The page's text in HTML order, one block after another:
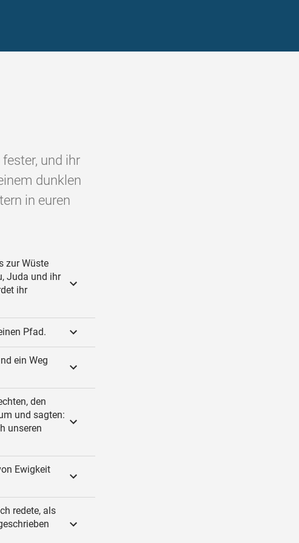
und ihr
dunklen
in euren
zur Wüste
Juda und ihr
ihr
Pfad.
ein Weg
den
und sagten:
unseren
Ewigkeit
redete, als